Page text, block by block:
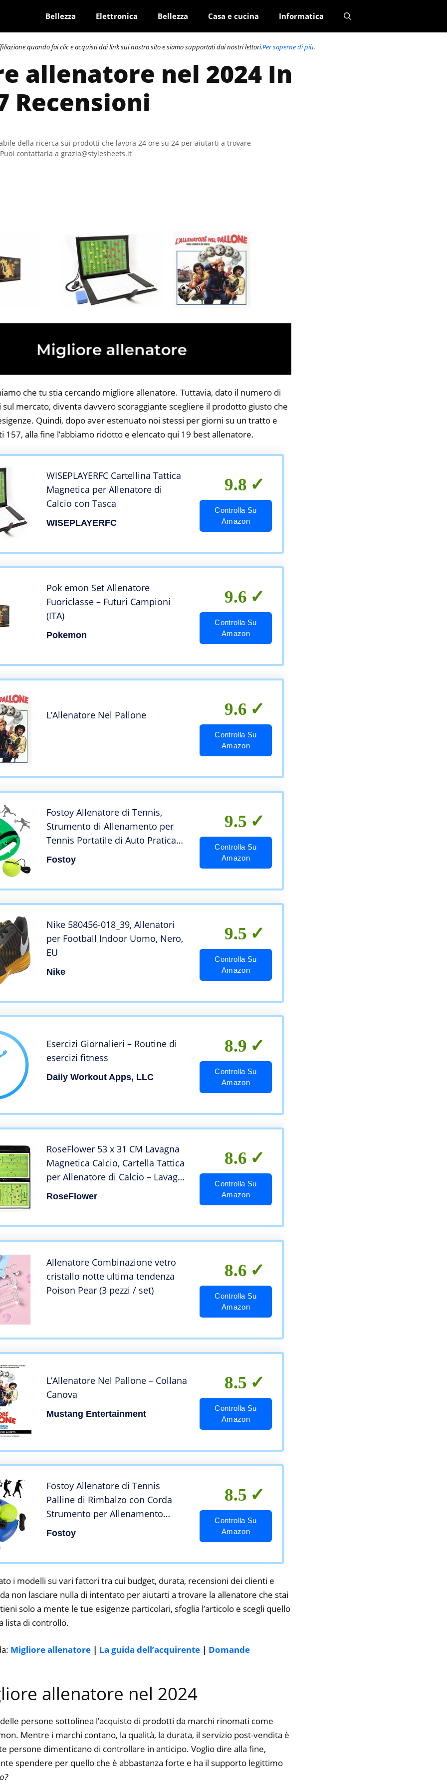
Bellezza Elettronica Bellezza Casa e cucina Informatica
quando fai clic e acquisti dai link sul nostro sito e siamo supportati dai nostri lettori.Per saperne di più.
allenatore nel 2024 In
Recensioni
della ricerca sui prodotti che lavora 24 ore su 24 per aiutarti a trovare
contattarla a grazia@stylesheets.it
che tu stia cercando migliore allenatore. Tuttavia, dato il numero di
mercato, diventa davvero scoraggiante scegliere il prodotto giusto che
Quindi, dopo aver estenuato noi stessi per giorni su un tratto e
157, alla fine l’abbiamo ridotto e elencato qui 19 best allenatore.
WISEPLAYERFC Cartellina Tattica
Magnetica per Allenatore di
Calcio con Tasca
WISEPLAYERFC
9.8
Controlla Su
Amazon
Pok emon Set Allenatore
Fuoriclasse – Futuri Campioni
(ITA)
Pokemon
9.6
Controlla Su
Amazon
L’Allenatore Nel Pallone 9.6
Controlla Su
Amazon
Fostoy Allenatore di Tennis,
Strumento di Allenamento per
Tennis Portatile di Auto Pratica
per Bambini Adulti Principianti
Fostoy
9.5
Controlla Su
Amazon
Nike 580456-018_39, Allenatori
per Football Indoor Uomo, Nero,
EU
Nike
9.5
Controlla Su
Amazon
Esercizi Giornalieri – Routine di
esercizi fitness
Daily Workout Apps, LLC
8.9
Controlla Su
Amazon
RoseFlower 53 x 31 CM Lavagna
Magnetica Calcio, Cartella Tattica
per Allenatore di Calcio – Lavagna
Calcio per Organizzazione
RoseFlower
8.6
Controlla Su
Amazon
Allenatore Combinazione vetro
cristallo notte ultima tendenza
Poison Pear (3 pezzi / set)
8.6
Controlla Su
Amazon
L’Allenatore Nel Pallone – Collana
Canova
Mustang Entertainment
8.5
Controlla Su
Amazon
Fostoy Allenatore di Tennis
Palline di Rimbalzo con Corda
Strumento per Allenamento
Allenamento Sport Base per
Donna Uomo Bambino Giocatore
Fostoy
8.5
Controlla Su
Amazon
i modelli su vari fattori tra cui budget, durata, recensioni dei clienti e
non lasciare nulla di intentato per aiutarti a trovare la allenatore che stai
solo a mente le tue esigenze particolari, sfoglia l’articolo e scegli quello
lista di controllo.
Migliore allenatore | La guida dell’acquirente | Domande
allenatore nel 2024
persone sottolinea l’acquisto di prodotti da marchi rinomati come
Mentre i marchi contano, la qualità, la durata, il servizio post-vendita è
persone dimenticano di controllare in anticipo. Voglio dire alla fine,
spendere per quello che è abbastanza forte e ha il supporto legittimo